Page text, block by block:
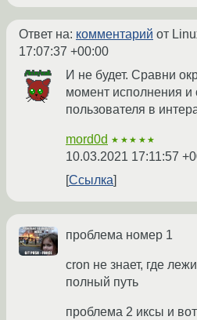
Ответ на: комментарий от
17:07:37 +00:00
И не будет. Сравни
момент исполнения и
пользователя в
mord0d ★★★★★
10.03.2021 17:11:57
Ссылка
проблема номер 1
cron не знает, где
полный путь
проблема 2 иксы и